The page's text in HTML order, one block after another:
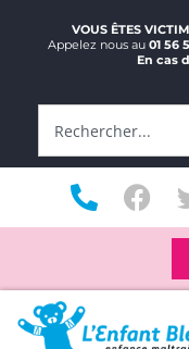
VOUS ÊTES
Appelez nous au 01 56
En cas